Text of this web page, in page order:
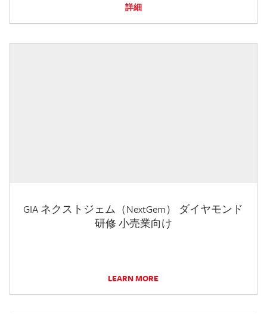
詳細
GIA ネクストジェム（NextGem） ダイヤモンド
研修 小売業向け
LEARN MORE